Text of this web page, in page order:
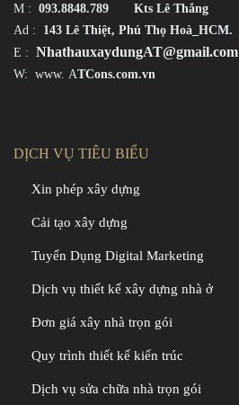
M : 093.8848.789 Kts Lê Thắng
Ad : 143 Lê Thiệt, Phú Thọ Hoà_HCM.
E : NhathauxaydungAT@gmail.com
W: www. ATCons.com.vn
DỊCH VỤ TIÊU BIỂU
Xin phép xây dựng
Cải tạo xây dựng
Tuyển Dụng Digital Marketing
Dịch vụ thiết kế xây dựng nhà ở
Đơn giá xây nhà trọn gói
Quy trình thiết kế kiến trúc
Dịch vụ sửa chữa nhà trọn gói